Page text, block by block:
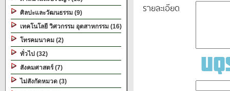
ศิลปะและวัฒนธรรม (9)
เทคโนโลยี วิศวกรรม อุตสาหกรรม (16)
โทรคมนาคม (2)
ทั่วไป (32)
สังคมศาสตร์ (7)
ไม่สังกัดหมวด (3)
รายละเอียด